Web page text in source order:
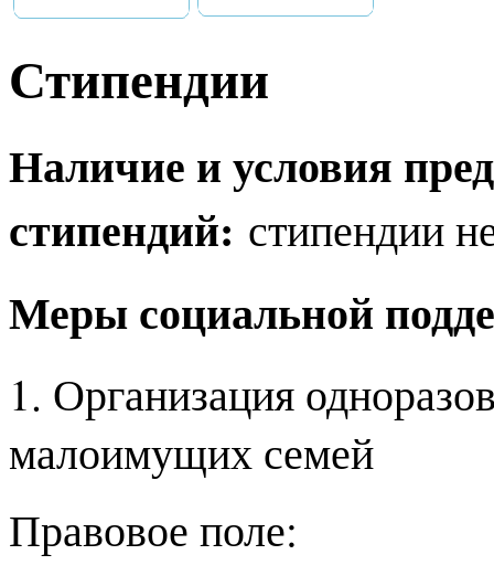
Стипендии
Наличие и условия
стипендий: стипендии
Меры социальной
1. Организация
малоимущих семей
Правовое поле: